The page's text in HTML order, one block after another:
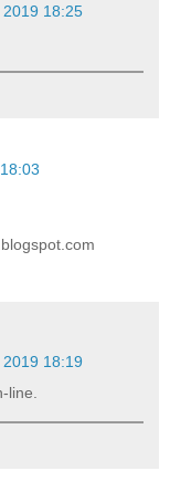
18:25
18:19
line.